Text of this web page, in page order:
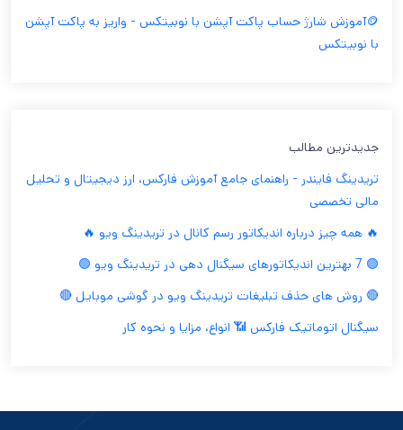
🪙آموزش شارژ حساب پاکت آپشن با نوبیتکس - واریز به پاکت آپشن
با نوبیتکس
جدیدترین مطالب
تریدینگ فایندر - راهنمای جامع آموزش فارکس، ارز دیجیتال و تحلیل
مالی تخصصی
🔥 همه چیز درباره اندیکاتور رسم کانال در تریدینگ ویو 🔥
🟢 7 بهترین اندیکاتورهای سیگنال دهی در تریدینگ ویو 🟢
🔴 روش های حذف تبلیغات تریدینگ ویو در گوشی موبایل 🔴
سیگنال اتوماتیک فارکس 📶 انواع، مزایا و نحوه کار